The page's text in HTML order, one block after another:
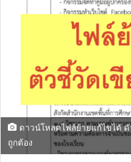
ดาวน์โหลดไฟล์ย้ายแก้ไขได้
ถูกต้อง